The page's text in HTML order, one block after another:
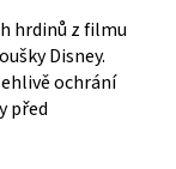
hrdinů z filmu
Disney.
ochrání
před